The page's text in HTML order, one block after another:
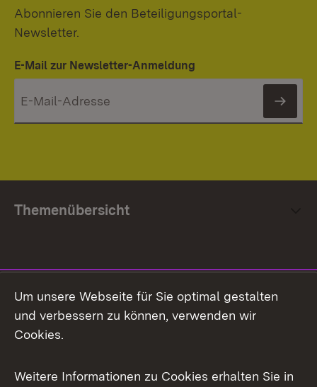
Abonnieren Sie den Beteiligungsportal-
Newsletter.
E-Mail zur Newsletter-Anmeldung
Themenübersicht
Facebook
X / Twitter
Um unsere Webseite für Sie optimal gestalten
und verbessern zu können, verwenden wir
Cookies.
Weitere Informationen zu Cookies erhalten Sie in